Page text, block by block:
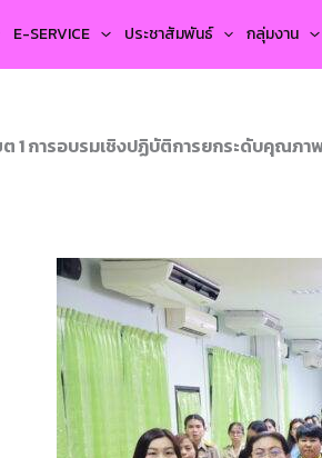
E-SERVICE ประชาสัมพันธ์ กลุ่มงาน
1 การอบรมเชิงปฏิบัติการยกระดับคุณภ